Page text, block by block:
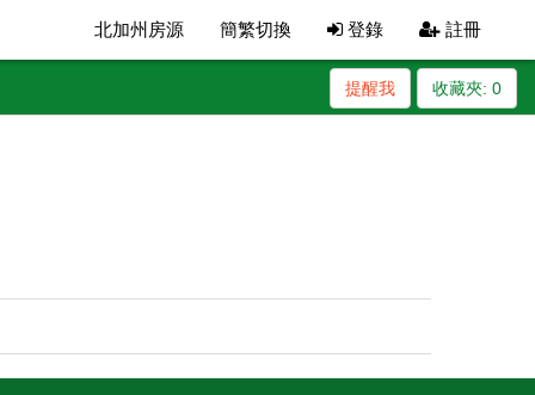
北加州房源 簡繁切換 登錄 註冊
收藏夾: 0
提醒我